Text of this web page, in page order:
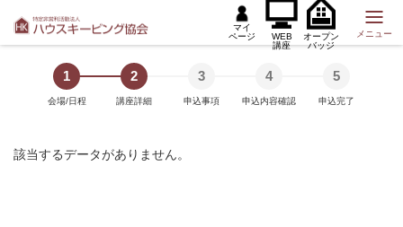
マイ
ページ
WEB
講座
オープン
バッジ
メニュー
1
会場/日程
2
講座詳細
3
申込事項
4
申込内容確認
5
申込完了
該当するデータがありません。